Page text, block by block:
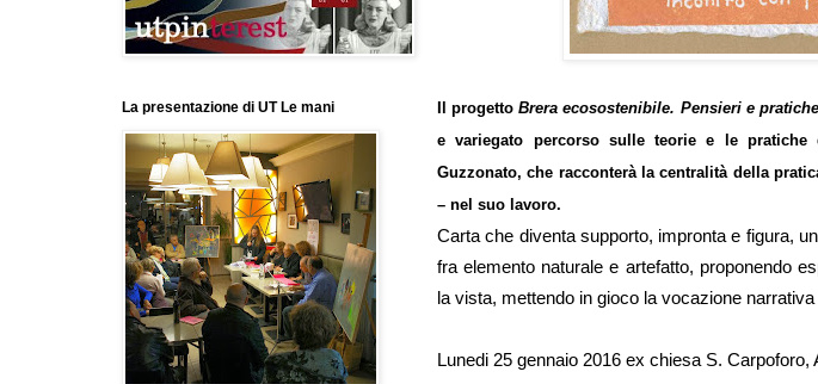
Il progettoBrera ecosostenibile. Pensieri e
e variegato percorso sulle teorie e le pratiche
Guzzonato, che racconterà la centralità della
– nel suo lavoro.
Carta che diventa supporto, impronta e figura, un
fra elemento naturale e artefatto, proponendo
la vista, mettendo in gioco la vocazione
Lunedi 25 gennaio 2016 ex chiesa S. Carpoforo,
La presentazione di UT Le mani